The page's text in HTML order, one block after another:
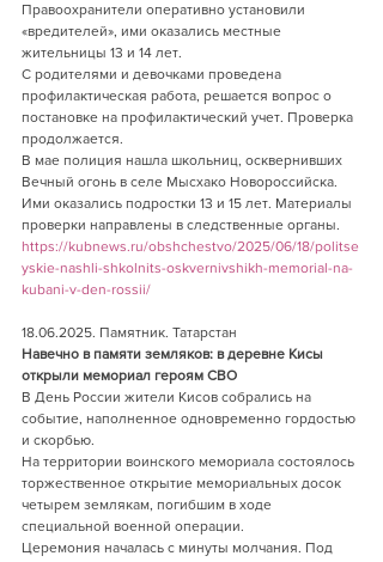
Правоохранители оперативно установили
«вредителей», ими оказались местные
жительницы 13 и 14 лет.
С родителями и девочками проведена
профилактическая работа, решается вопрос о
постановке на профилактический учет. Проверка
продолжается.
В мае полиция нашла школьниц, осквернивших
Вечный огонь в селе Мысхако Новороссийска.
Ими оказались подростки 13 и 15 лет. Материалы
проверки направлены в следственные органы.
https://kubnews.ru/obshchestvo/2025/06/18/politse
yskie-nashli-shkolnits-oskvernivshikh-memorial-na-
kubani-v-den-rossii/
18.06.2025. Памятник. Татарстан
Навечно в памяти земляков: в деревне Кисы
открыли мемориал героям СВО
В День России жители Кисов собрались на
событие, наполненное одновременно гордостью
и скорбью.
На территории воинского мемориала состоялось
торжественное открытие мемориальных досок
четырем землякам, погибшим в ходе
специальной военной операции.
Церемония началась с минуты молчания. Под